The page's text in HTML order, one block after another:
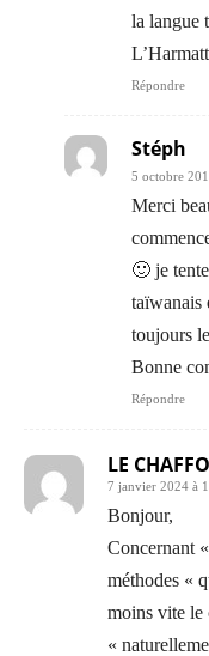
la langue
Répondre
Stéph
5 octobre
Merci
🙂 je
taïwanais
toujours
Bonne
Répondre
LE
7 janvier 2024 à
Bonjour,
Concernant
méthodes «
moins vite le
«